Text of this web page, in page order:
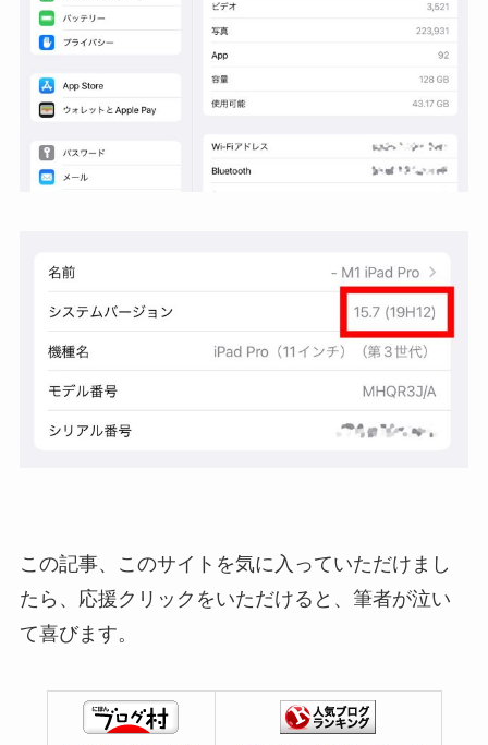
この記事、このサイトを気に入っていただけまし
たら、応援クリックをいただけると、筆者が泣い
て喜びます。